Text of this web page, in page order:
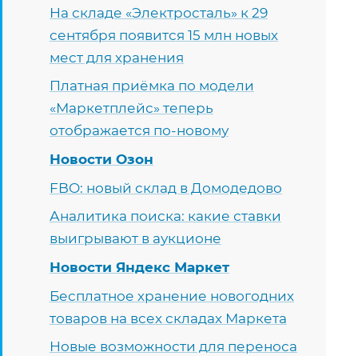
На складе «Электросталь» к 29
сентября появится 15 млн новых
мест для хранения
Платная приёмка по модели
«Маркетплейс» теперь
отображается по-новому
Новости Озон
FBO: новый склад в Домодедово
Аналитика поиска: какие ставки
выигрывают в аукционе
Новости Яндекс Маркет
Бесплатное хранение новогодних
товаров на всех складах Маркета
Новые возможности для переноса